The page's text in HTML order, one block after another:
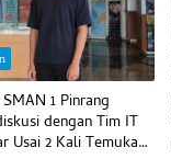
1 Pinrang
dengan Tim IT
Usai 2 Kali Temukan